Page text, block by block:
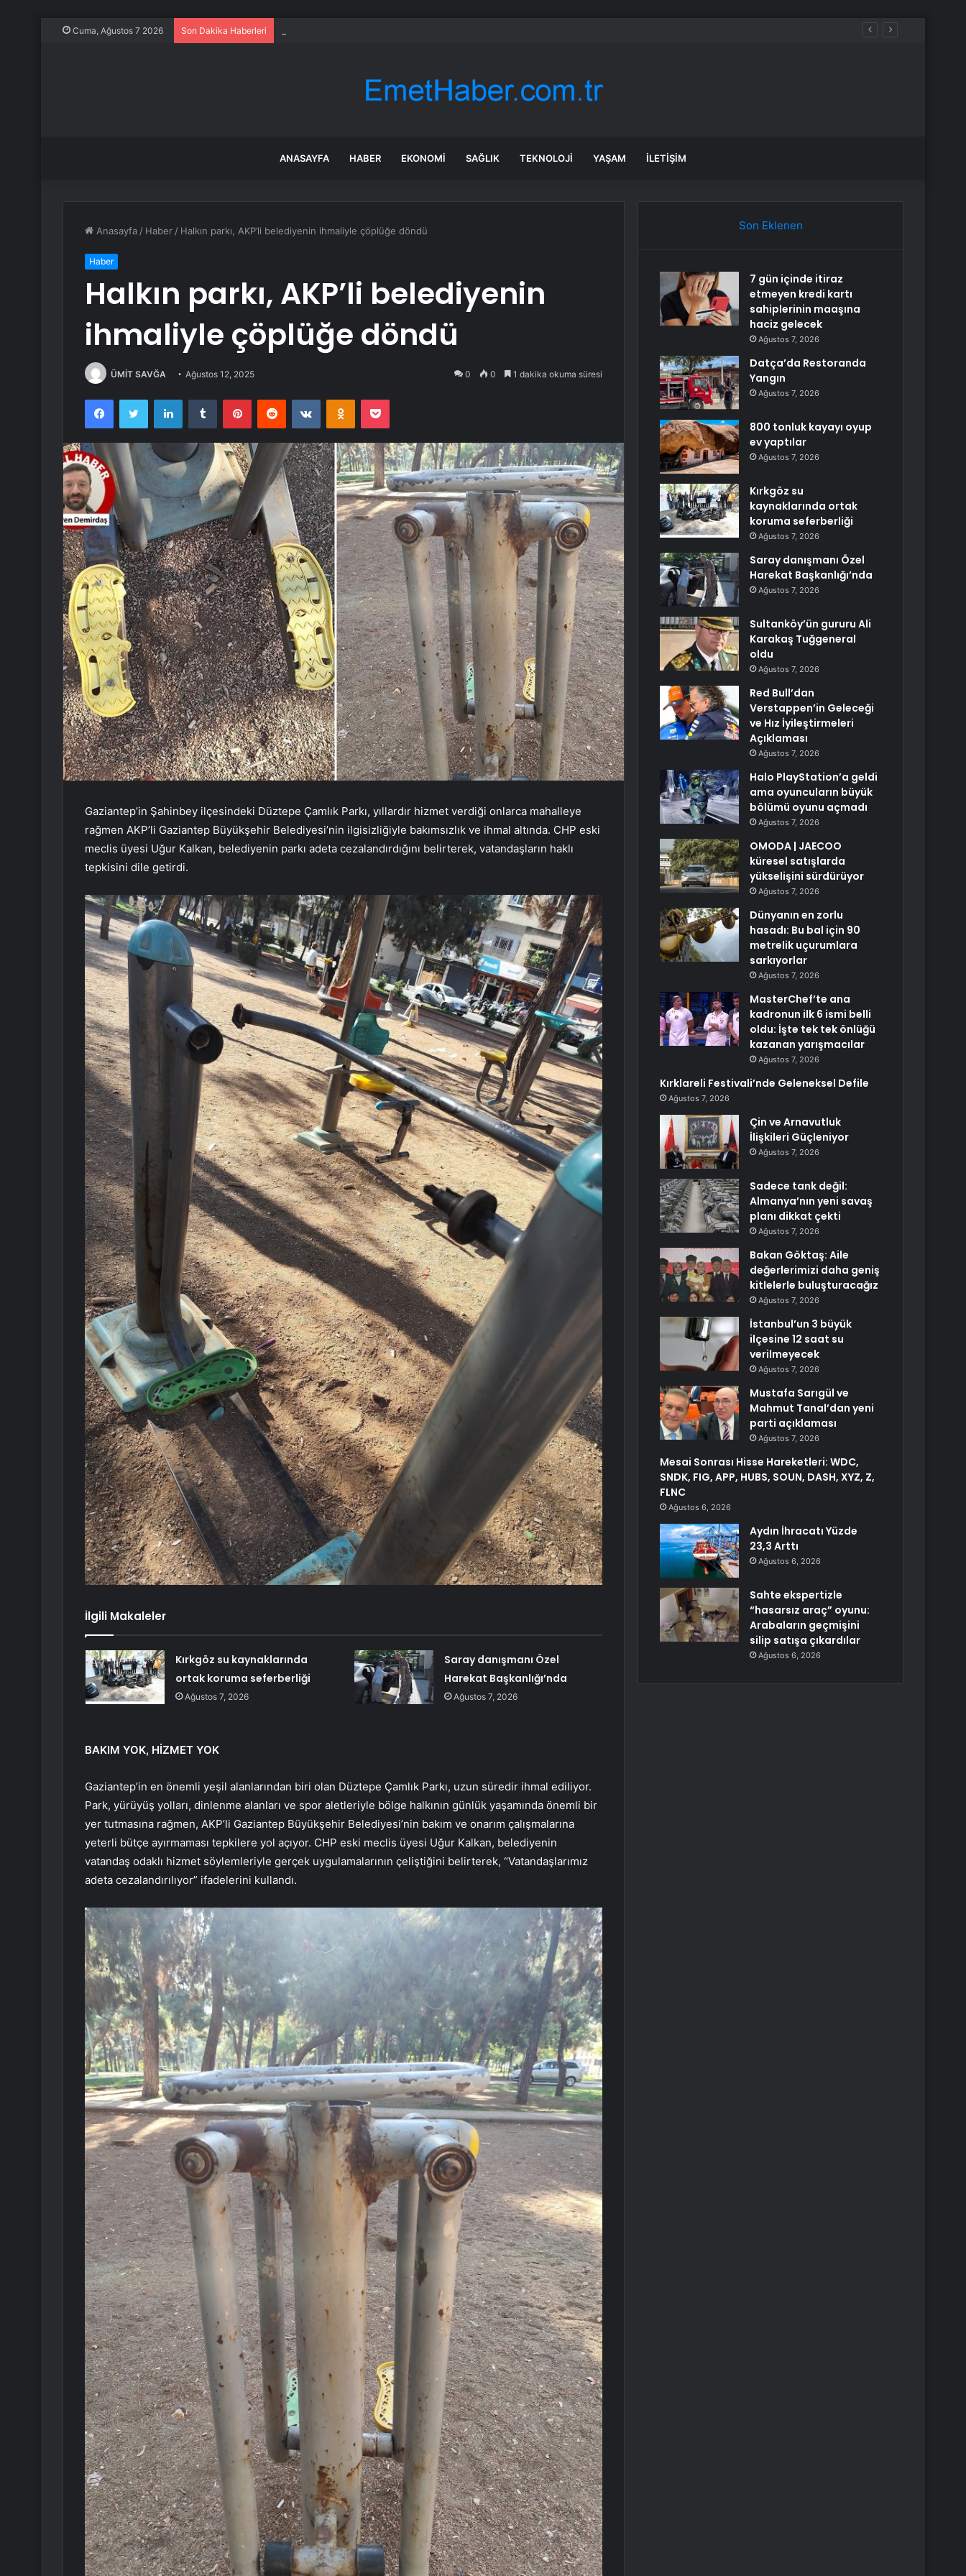
Cuma, Ağustos 7 2026 Son Dakika Haberleri
ANASAYFA HABER EKONOMI SAĞLIK TEKNOLOJI YAŞAM İLETIŞIM
Anasayfa / Haber / Halkın parkı, AKP’li belediyenin ihmaliyle çöplüğe döndü
Haber
Halkın parkı, AKP’li belediyenin
ihmaliyle çöplüğe döndü
ÜMİT SAVĞA Ağustos 12, 2025 0 0 1 dakika okuma süresi
FacebookTwitter LinkedInTumblr PinterestReddit VKontakteOdnoklassniki
Pocket
Gaziantep’in Şahinbey ilçesindeki Düztepe Çamlık Parkı, yıllardır hizmet verdiği onlarca mahalleye
rağmen AKP’li Gaziantep Büyükşehir Belediyesi’nin ilgisizliğiyle bakımsızlık ve ihmal altında. CHP eski
meclis üyesi Uğur Kalkan, belediyenin parkı adeta cezalandırdığını belirterek, vatandaşların haklı
tepkisini dile getirdi.
İlgili Makaleler
Kırkgöz su kaynaklarında
ortak koruma seferberliği
Ağustos 7, 2026
Saray danışmanı Özel
Harekat Başkanlığı’nda
Ağustos 7, 2026
BAKIM YOK, HİZMET YOK
Gaziantep’in en önemli yeşil alanlarından biri olan Düztepe Çamlık Parkı, uzun süredir ihmal ediliyor.
Park, yürüyüş yolları, dinlenme alanları ve spor aletleriyle bölge halkının günlük yaşamında önemli bir
yer tutmasına rağmen, AKP’li Gaziantep Büyükşehir Belediyesi’nin bakım ve onarım çalışmalarına
yeterli bütçe ayırmaması tepkilere yol açıyor. CHP eski meclis üyesi Uğur Kalkan, belediyenin
vatandaş odaklı hizmet söylemleriyle gerçek uygulamalarının çeliştiğini belirterek, “Vatandaşlarımız
adeta cezalandırılıyor” ifadelerini kullandı.
Son Eklenen
7 gün içinde itiraz
etmeyen kredi kartı
sahiplerinin maaşına
haciz gelecek
Ağustos 7, 2026
Datça’da Restoranda
Yangın
Ağustos 7, 2026
800 tonluk kayayı oyup
ev yaptılar
Ağustos 7, 2026
Kırkgöz su
kaynaklarında ortak
koruma seferberliği
Ağustos 7, 2026
Saray danışmanı Özel
Harekat Başkanlığı’nda
Ağustos 7, 2026
Sultanköy’ün gururu Ali
Karakaş Tuğgeneral
oldu
Ağustos 7, 2026
Red Bull’dan
Verstappen’in Geleceği
ve Hız İyileştirmeleri
Açıklaması
Ağustos 7, 2026
Halo PlayStation’a geldi
ama oyuncuların büyük
bölümü oyunu açmadı
Ağustos 7, 2026
OMODA | JAECOO
küresel satışlarda
yükselişini sürdürüyor
Ağustos 7, 2026
Dünyanın en zorlu
hasadı: Bu bal için 90
metrelik uçurumlara
sarkıyorlar
Ağustos 7, 2026
MasterChef’te ana
kadronun ilk 6 ismi belli
oldu: İşte tek tek önlüğü
kazanan yarışmacılar
Ağustos 7, 2026
Kırklareli Festivali’nde Geleneksel Defile
Ağustos 7, 2026
Çin ve Arnavutluk
İlişkileri Güçleniyor
Ağustos 7, 2026
Sadece tank değil:
Almanya’nın yeni savaş
planı dikkat çekti
Ağustos 7, 2026
Bakan Göktaş: Aile
değerlerimizi daha geniş
kitlelerle buluşturacağız
Ağustos 7, 2026
İstanbul’un 3 büyük
ilçesine 12 saat su
verilmeyecek
Ağustos 7, 2026
Mustafa Sarıgül ve
Mahmut Tanal’dan yeni
parti açıklaması
Ağustos 7, 2026
Mesai Sonrası Hisse Hareketleri: WDC,
SNDK, FIG, APP, HUBS, SOUN, DASH, XYZ, Z,
FLNC
Ağustos 6, 2026
Aydın İhracatı Yüzde
23,3 Arttı
Ağustos 6, 2026
Sahte ekspertizle
“hasarsız araç” oyunu:
Arabaların geçmişini
silip satışa çıkardılar
Ağustos 6, 2026